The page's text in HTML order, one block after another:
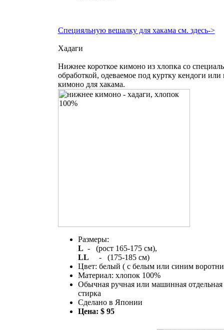
Специяльную вешалку для хакама см. здесь->
Хадаги
Нижнее короткое кимоно из хлопка со
обработкой, одеваемое под куртку кендоги или
кимоно для хакама.
Размеры:
L - (рост 165-175 см),
LL - (175-185 см)
Цвет: белый ( с белым или синим
Материал: хлопок 100%
Обычная ручная или машинная отдельная
стирка
Сделано в Японии
Цена: $ 95